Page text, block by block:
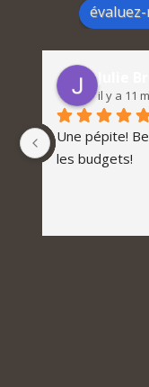
Julie
il y a 11
Une pépite!
les budgets!